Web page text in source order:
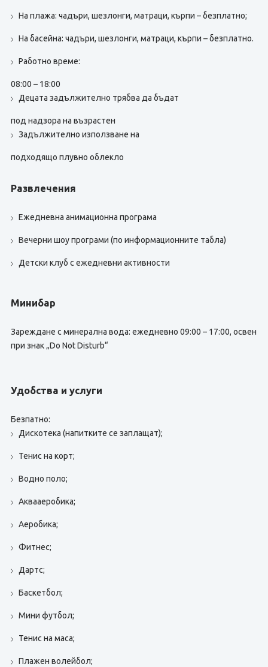
На плажа: чадъри, шезлонги, матраци, кърпи – безплатно;
На басейна: чадъри, шезлонги, матраци, кърпи – безплатно.
Работно време:
08:00 – 18:00
Децата задължително трябва да бъдат
под надзора на възрастен
Задължително използване на
подходящо плувно облекло
Развлечения
Ежедневна анимационна програма
Вечерни шоу програми (по информационните табла)
Детски клуб с ежедневни активности
Минибар
Зареждане с минерална вода: ежедневно 09:00 – 17:00, освен
при знак „Do Not Disturb“
Удобства и услуги
Безпатно:
Дискотека (напитките се заплащат);
Тенис на корт;
Водно поло;
Аквааеробика;
Аеробика;
Фитнес;
Дартс;
Баскетбол;
Мини футбол;
Тенис на маса;
Плажен волейбол;